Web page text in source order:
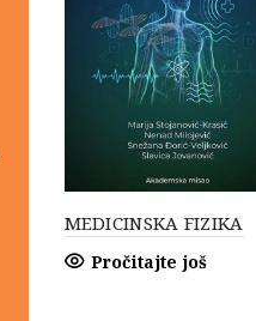
MEDICINSKA FIZIKA
Pročitajte još